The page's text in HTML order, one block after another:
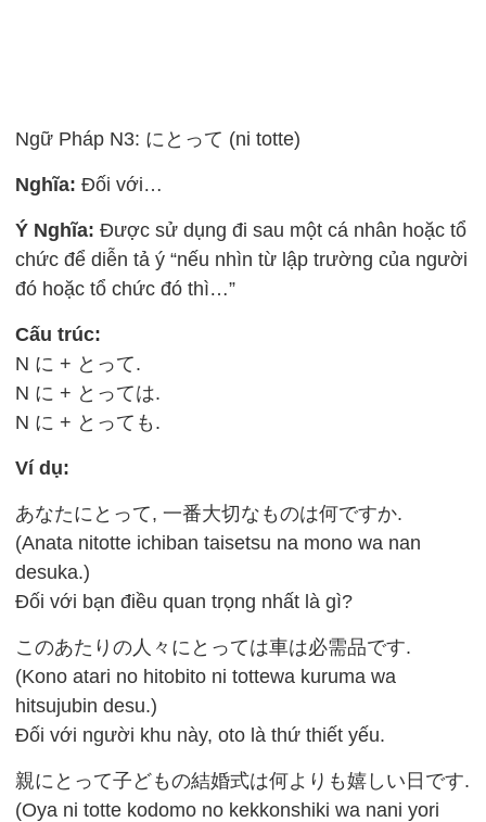
Ngữ Pháp N3: にとって (ni totte)
Nghĩa: Đối với…
Ý Nghĩa: Được sử dụng đi sau một cá nhân hoặc tổ
chức để diễn tả ý “nếu nhìn từ lập trường của người
đó hoặc tổ chức đó thì…”
Cấu trúc:
N に + とって.
N に + とっては.
N に + とっても.
Ví dụ:
あなたにとって, 一番大切なものは何ですか.
(Anata nitotte ichiban taisetsu na mono wa nan
desuka.)
Đối với bạn điều quan trọng nhất là gì?
このあたりの人々にとっては車は必需品です.
(Kono atari no hitobito ni tottewa kuruma wa
hitsujubin desu.)
Đối với người khu này, oto là thứ thiết yếu.
親にとって子どもの結婚式は何よりも嬉しい日です.
(Oya ni totte kodomo no kekkonshiki wa nani yori